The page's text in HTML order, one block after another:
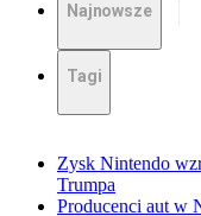
Najnowsze
Tagi
Zysk Nintendo
Trumpa
Producenci aut w